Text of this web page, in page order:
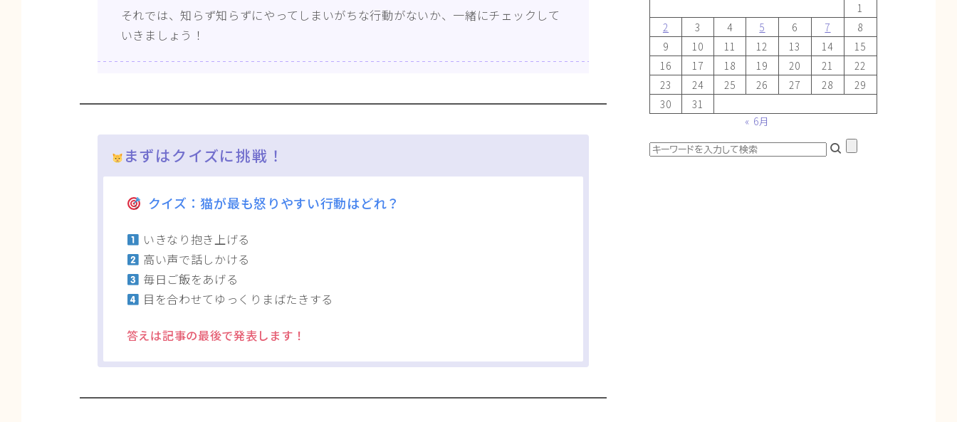
それでは、知らず知らずにやってしまいがちな行動がないか、一緒にチェックして
いきましょう！
まずはクイズに挑戦！
クイズ： 猫が最も怒りやすい行動はどれ？
いきなり抱き上げる
高い声で話しかける
毎日ご飯をあげる
目を合わせてゆっくりまばたきする
答えは記事の最後で発表します！
1
2
3 4 5 6 7
8
9
10 11 12 13 14
15
16
17 18 19 20 21
22
23
24 25 26 27 28
29
30
31
« 6月